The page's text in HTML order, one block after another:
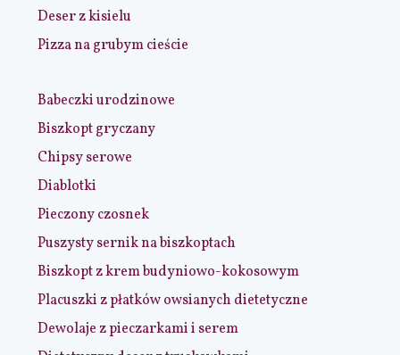
Deser z kisielu
Pizza na grubym cieście
Babeczki urodzinowe
Biszkopt gryczany
Chipsy serowe
Diablotki
Pieczony czosnek
Puszysty sernik na biszkoptach
Biszkopt z krem budyniowo-kokosowym
Placuszki z płatków owsianych dietetyczne
Dewolaje z pieczarkami i serem